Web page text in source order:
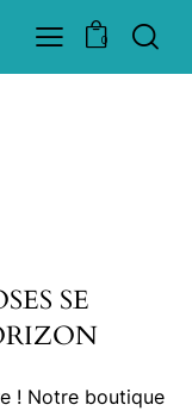
0
SE
! Notre boutique